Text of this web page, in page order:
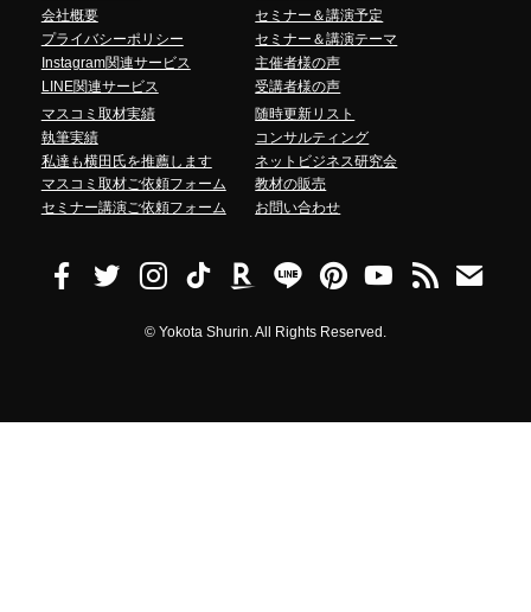
会社概要
プライバシーポリシー
Instagram関連サービス
LINE関連サービス
セミナー＆講演予定
セミナー＆講演テーマ
主催者様の声
受講者様の声
マスコミ取材実績
執筆実績
私達も横田氏を推薦します
マスコミ取材ご依頼フォーム
セミナー講演ご依頼フォーム
随時更新リスト
コンサルティング
ネットビジネス研究会
教材の販売
お問い合わせ
© Yokota Shurin. All Rights Reserved.